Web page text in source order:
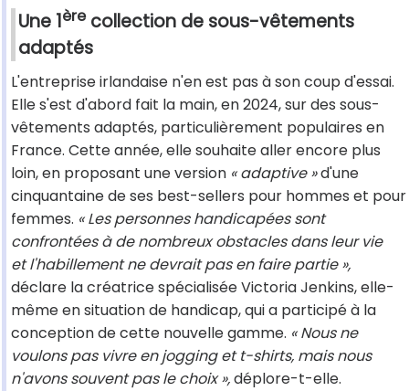
Une 1èrecollection de sous-vêtements
adaptés
L'entreprise irlandaise n'en est pas à son coup d'essai.
Elle s'est d'abord fait la main, en 2024, sur des sous-
vêtements adaptés, particulièrement populaires en
France. Cette année, elle souhaite aller encore plus
loin, en proposant une version « adaptive »d'une
cinquantaine de ses best-sellers pour hommes et pour
femmes. « Les personnes handicapées sont
confrontées à de nombreux obstacles dans leur vie
et l'habillement ne devrait pas en faire partie »,
déclare la créatrice spécialisée Victoria Jenkins, elle-
même en situation de handicap, qui a participé à la
conception de cette nouvelle gamme. « Nous ne
voulons pas vivre en jogging et t-shirts, mais nous
n'avons souvent pas le choix »,déplore-t-elle.